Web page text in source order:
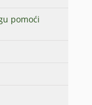
pomoći